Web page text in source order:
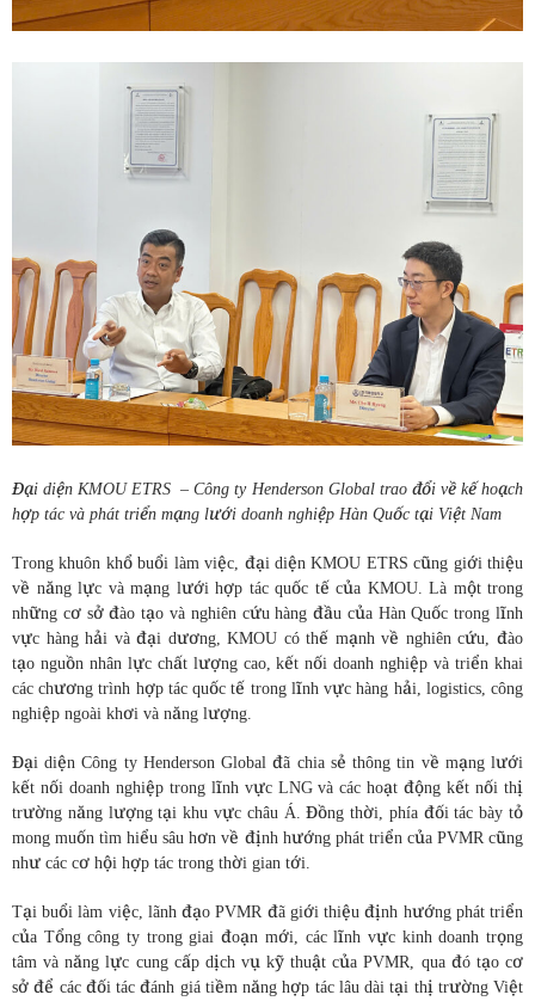
Đại diện KMOU ETRS – Công ty Henderson Global trao đổi về kế hoạch
hợp tác và phát triển mạng lưới doanh nghiệp Hàn Quốc tại Việt Nam
Trong khuôn khổ buổi làm việc, đại diện KMOU ETRS cũng giới thiệu
về năng lực và mạng lưới hợp tác quốc tế của KMOU. Là một trong
những cơ sở đào tạo và nghiên cứu hàng đầu của Hàn Quốc trong lĩnh
vực hàng hải và đại dương, KMOU có thế mạnh về nghiên cứu, đào
tạo nguồn nhân lực chất lượng cao, kết nối doanh nghiệp và triển khai
các chương trình hợp tác quốc tế trong lĩnh vực hàng hải, logistics, công
nghiệp ngoài khơi và năng lượng.
Đại diện Công ty Henderson Global đã chia sẻ thông tin về mạng lưới
kết nối doanh nghiệp trong lĩnh vực LNG và các hoạt động kết nối thị
trường năng lượng tại khu vực châu Á. Đồng thời, phía đối tác bày tỏ
mong muốn tìm hiểu sâu hơn về định hướng phát triển của PVMR cũng
như các cơ hội hợp tác trong thời gian tới.
Tại buổi làm việc, lãnh đạo PVMR đã giới thiệu định hướng phát triển
của Tổng công ty trong giai đoạn mới, các lĩnh vực kinh doanh trọng
tâm và năng lực cung cấp dịch vụ kỹ thuật của PVMR, qua đó tạo cơ
sở để các đối tác đánh giá tiềm năng hợp tác lâu dài tại thị trường Việt